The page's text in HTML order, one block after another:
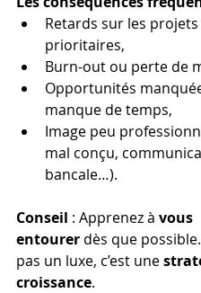
Retards sur les projets
prioritaires,
Burn-out ou perte de
Opportunités
manque de temps,
Image peu
mal conçu,
bancale…).
Conseil : Apprenez à vous
entourer dès que possible.
pas un luxe, c’est une
croissance.